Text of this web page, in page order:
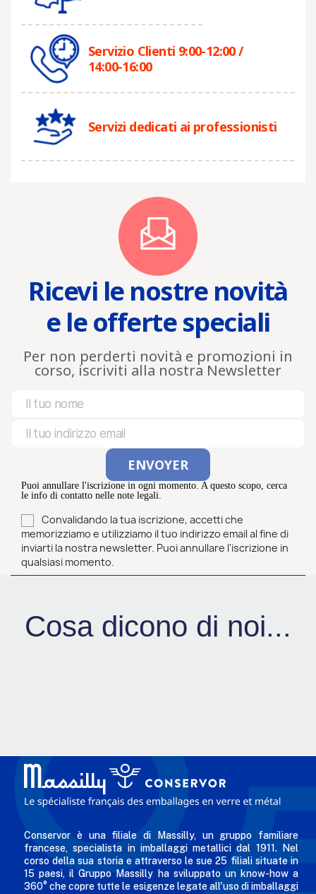
Servizio Clienti 9:00-12:00 /
14:00-16:00
Servizi dedicati ai professionisti
Ricevi le nostre novità
e le offerte speciali
Per non perderti novità e promozioni in
corso, iscriviti alla nostra Newsletter
Puoi annullare l'iscrizione in ogni momento. A questo scopo, cerca
le info di contatto nelle note legali.
Convalidando la tua iscrizione, accetti che
memorizziamo e utilizziamo il tuo indirizzo email al fine di
inviarti la nostra newsletter. Puoi annullare l'iscrizione in
qualsiasi momento.
Cosa dicono di noi...
Conservor è una filiale di Massilly, un gruppo familiare
francese, specialista in imballaggi metallici dal 1911. Nel
corso della sua storia e attraverso le sue 25 filiali situate in
15 paesi, il Gruppo Massilly ha sviluppato un know-how a
360° che copre tutte le esigenze legate all'uso di imballaggi